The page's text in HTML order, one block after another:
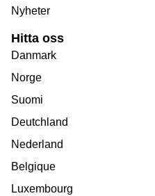
Nyheter
Hitta oss
Danmark
Norge
Suomi
Deutchland
Nederland
Belgique
Luxembourg